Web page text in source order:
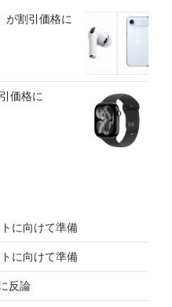
が割引価格に
価格に
に向けて準備
に向けて準備
反論